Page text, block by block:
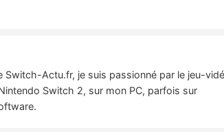
Switch-Actu.fr, je suis passionné par le jeu-
Switch 2, sur mon PC, parfois sur